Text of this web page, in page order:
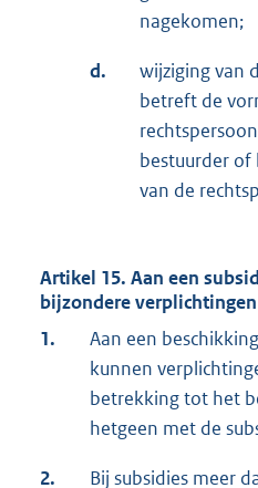
nagekomen;
d.
wijziging van
betreft de
bestuurder of
van de
Artikel 15. Aan een
bijzondere verplichtingen
1.
Aan een
kunnen
betrekking tot het
hetgeen met de
2.
Bij subsidies meer